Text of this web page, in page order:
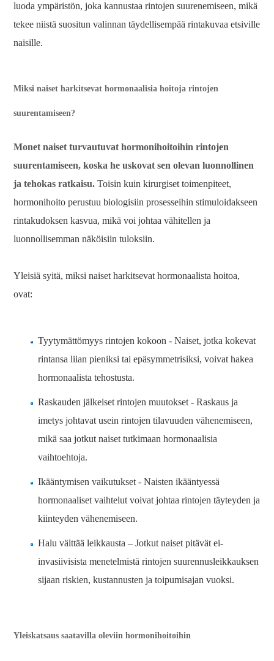
luoda ympäristön, joka kannustaa rintojen suurenemiseen, mikä
tekee niistä suositun valinnan täydellisempää rintakuvaa etsiville
naisille.
Miksi naiset harkitsevat hormonaalisia hoitoja rintojen
suurentamiseen?
Monet naiset turvautuvat hormonihoitoihin rintojen
suurentamiseen, koska he uskovat sen olevan luonnollinen
ja tehokas ratkaisu. Toisin kuin kirurgiset toimenpiteet,
hormonihoito perustuu biologisiin prosesseihin stimuloidakseen
rintakudoksen kasvua, mikä voi johtaa vähitellen ja
luonnollisemman näköisiin tuloksiin.
Yleisiä syitä, miksi naiset harkitsevat hormonaalista hoitoa,
ovat:
Tyytymättömyys rintojen kokoon - Naiset, jotka kokevat
rintansa liian pieniksi tai epäsymmetrisiksi, voivat hakea
hormonaalista tehostusta.
Raskauden jälkeiset rintojen muutokset - Raskaus ja
imetys johtavat usein rintojen tilavuuden vähenemiseen,
mikä saa jotkut naiset tutkimaan hormonaalisia
vaihtoehtoja.
Ikääntymisen vaikutukset - Naisten ikääntyessä
hormonaaliset vaihtelut voivat johtaa rintojen täyteyden ja
kiinteyden vähenemiseen.
Halu välttää leikkausta – Jotkut naiset pitävät ei-
invasiivisista menetelmistä rintojen suurennusleikkauksen
sijaan riskien, kustannusten ja toipumisajan vuoksi.
Yleiskatsaus saatavilla oleviin hormonihoitoihin